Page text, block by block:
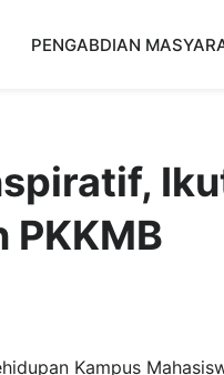
PENGABDIAN
PKKMB
Kampus